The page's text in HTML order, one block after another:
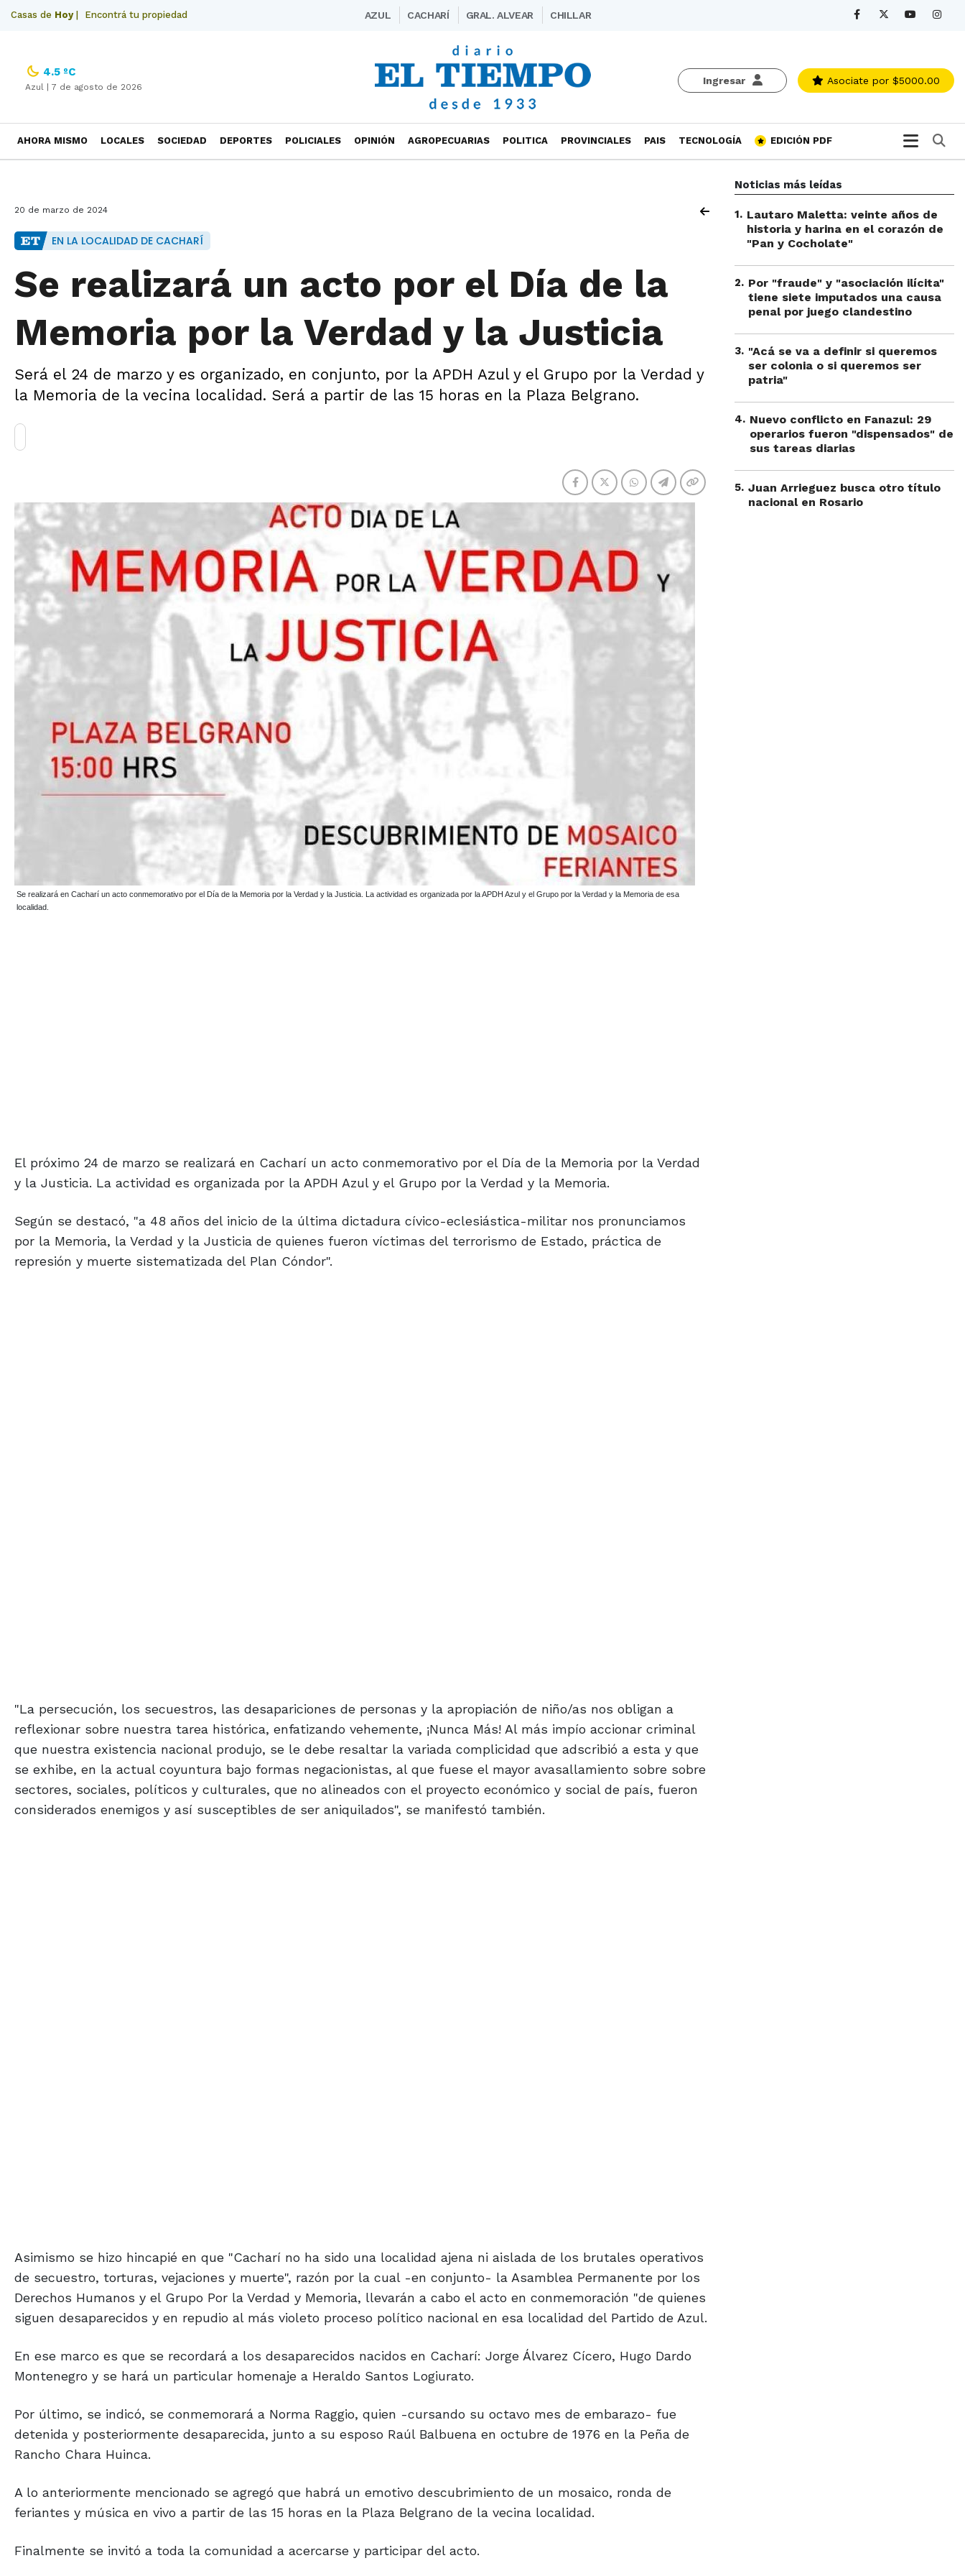
Casas de Hoy| Encontrá tu propiedad AZUL CACHARÍ GRAL. ALVEAR CHILLAR
Ingresar Asociate por $5000.00
4.5 ºC
Azul | 7 de agosto de 2026
AHORA MISMO LOCALES SOCIEDAD DEPORTES POLICIALES OPINIÓN AGROPECUARIAS POLITICA PROVINCIALES PAIS TECNOLOGÍA EDICIÓN PDF
20 de marzo de 2024
EN LA LOCALIDAD DE CACHARÍ
Se realizará un acto por el Día de la
Memoria por la Verdad y la Justicia
Será el 24 de marzo y es organizado, en conjunto, por la APDH Azul y el Grupo por la Verdad y
la Memoria de la vecina localidad. Será a partir de las 15 horas en la Plaza Belgrano.
Se realizará en Cacharí un acto conmemorativo por el Día de la Memoria por la Verdad y la Justicia. La actividad es organizada por la APDH Azul y el Grupo por la Verdad y la Memoria de esa
localidad.
El próximo 24 de marzo se realizará en Cacharí un acto conmemorativo por el Día de la Memoria por la Verdad
y la Justicia. La actividad es organizada por la APDH Azul y el Grupo por la Verdad y la Memoria.
Según se destacó, "a 48 años del inicio de la última dictadura cívico-eclesiástica-militar nos pronunciamos
por la Memoria, la Verdad y la Justicia de quienes fueron víctimas del terrorismo de Estado, práctica de
represión y muerte sistematizada del Plan Cóndor".
"La persecución, los secuestros, las desapariciones de personas y la apropiación de niño/as nos obligan a
reflexionar sobre nuestra tarea histórica, enfatizando vehemente, ¡Nunca Más! Al más impío accionar criminal
que nuestra existencia nacional produjo, se le debe resaltar la variada complicidad que adscribió a esta y que
se exhibe, en la actual coyuntura bajo formas negacionistas, al que fuese el mayor avasallamiento sobre sobre
sectores, sociales, políticos y culturales, que no alineados con el proyecto económico y social de país, fueron
considerados enemigos y así susceptibles de ser aniquilados", se manifestó también.
Asimismo se hizo hincapié en que "Cacharí no ha sido una localidad ajena ni aislada de los brutales operativos
de secuestro, torturas, vejaciones y muerte", razón por la cual -en conjunto- la Asamblea Permanente por los
Derechos Humanos y el Grupo Por la Verdad y Memoria, llevarán a cabo el acto en conmemoración "de quienes
siguen desaparecidos y en repudio al más violeto proceso político nacional en esa localidad del Partido de Azul.
En ese marco es que se recordará a los desaparecidos nacidos en Cacharí: Jorge Álvarez Cícero, Hugo Dardo
Montenegro y se hará un particular homenaje a Heraldo Santos Logiurato.
Por último, se indicó, se conmemorará a Norma Raggio, quien -cursando su octavo mes de embarazo- fue
detenida y posteriormente desaparecida, junto a su esposo Raúl Balbuena en octubre de 1976 en la Peña de
Rancho Chara Huinca.
A lo anteriormente mencionado se agregó que habrá un emotivo descubrimiento de un mosaico, ronda de
feriantes y música en vivo a partir de las 15 horas en la Plaza Belgrano de la vecina localidad.
Finalmente se invitó a toda la comunidad a acercarse y participar del acto.
Noticias más leídas
1. Lautaro Maletta: veinte años de
historia y harina en el corazón de
"Pan y Cocholate"
2. Por "fraude" y "asociación ilícita"
tiene siete imputados una causa
penal por juego clandestino
3. "Acá se va a definir si queremos
ser colonia o si queremos ser
patria"
4. Nuevo conflicto en Fanazul: 29
operarios fueron "dispensados" de
sus tareas diarias
5. Juan Arrieguez busca otro título
nacional en Rosario